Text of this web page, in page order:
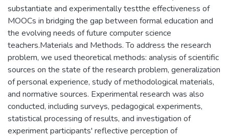
substantiate and experimentally testthe effectiveness of
MOOCs in bridging the gap between formal education and
the evolving needs of future computer science
teachers.Materials and Methods. To address the research
problem, we used theoretical methods: analysis of scientific
sources on the state of the research problem, generalization
of personal experience, study of methodological materials,
and normative sources. Experimental research was also
conducted, including surveys, pedagogical experiments,
statistical processing of results, and investigation of
experiment participants' reflective perception of